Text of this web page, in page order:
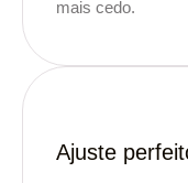
mais cedo.
Ajuste